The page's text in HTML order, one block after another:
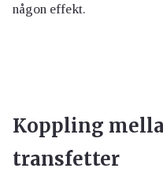
någon effekt.
Koppling
transfetter